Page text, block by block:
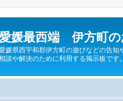
媛最西端 伊方町の
媛県西宇和郡伊方町の遊びなどの告
談や解決のために利用する掲示板で